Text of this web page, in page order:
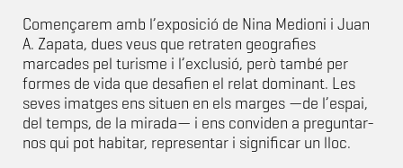
Començarem amb l’exposició de Nina Medioni i Juan
A. Zapata, dues veus que retraten geografies
marcades pel turisme i l’exclusió, però també per
formes de vida que desafien el relat dominant. Les
seves imatges ens situen en els marges —de l’espai,
del temps, de la mirada— i ens conviden a preguntar-
nos qui pot habitar, representar i significar un lloc.